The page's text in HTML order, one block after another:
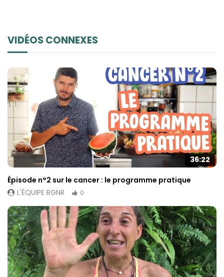
VIDÉOS CONNEXES
36:22
Épisode n°2 sur le cancer : le programme pratique
L'ÉQUIPE RGNR
0